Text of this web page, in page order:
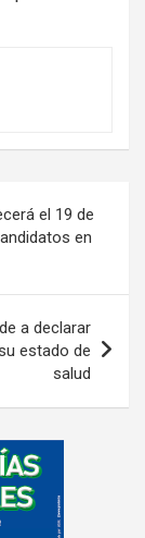
el 19 de
en
a declarar
estado de
salud